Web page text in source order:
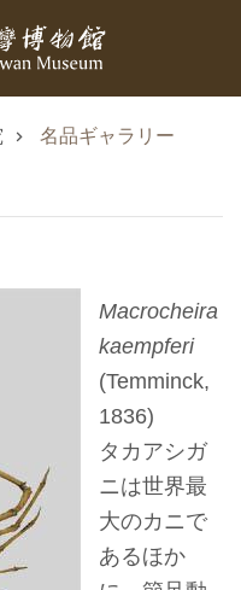
ンプします
名品ギャラリー
Macrocheira
kaempferi
(Temminck,
1836)
タカアシガ
ニは世界最
大のカニで
あるほか